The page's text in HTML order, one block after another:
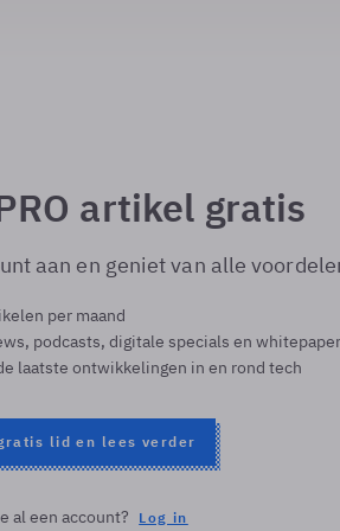
artikel gratis
aan en geniet van alle
per maand
podcasts, digitale specials en
laatste ontwikkelingen in en rond tech
lid en lees verder
al een account? Log in